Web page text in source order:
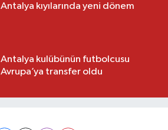
Antalya kıyılarında yeni dönem
Antalya kulübünün futbolcusu
Avrupa’ya transfer oldu